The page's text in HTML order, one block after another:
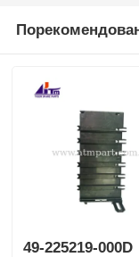
49-225219-000D